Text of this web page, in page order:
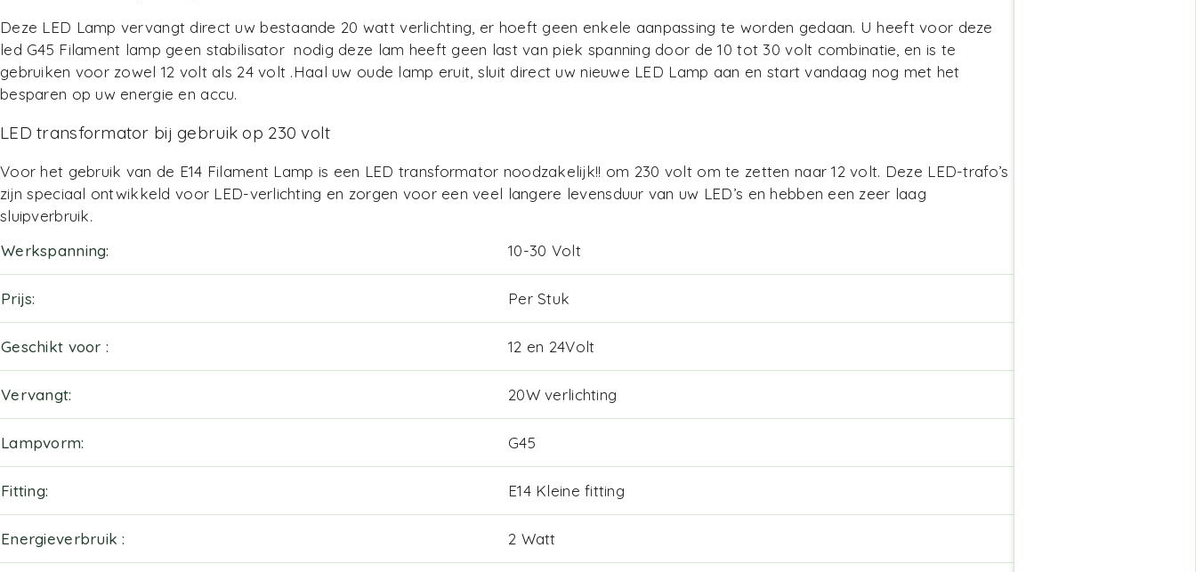
Deze LED Lamp vervangt direct uw bestaande 20 watt verlichting, er hoeft geen enkele aanpassing te worden gedaan. U heeft voor deze
led G45 Filament lamp geen stabilisator nodig deze lam heeft geen last van piek spanning door de 10 tot 30 volt combinatie, en is te
gebruiken voor zowel 12 volt als 24 volt .Haal uw oude lamp eruit, sluit direct uw nieuwe LED Lamp aan en start vandaag nog met het
besparen op uw energie en accu.
LED transformator bij gebruik op 230 volt
Voor het gebruik van de E14 Filament Lamp is een LED transformator noodzakelijk!! om 230 volt om te zetten naar 12 volt. Deze LED-trafo’s
zijn speciaal ontwikkeld voor LED-verlichting en zorgen voor een veel langere levensduur van uw LED’s en hebben een zeer laag
sluipverbruik.
Werkspanning
10-30 Volt
Prijs Per Stuk
Geschikt voor 12 en 24Volt
Vervangt 20W verlichting
Lampvorm G45
Fitting E14 Kleine fitting
Energieverbruik 2 Watt